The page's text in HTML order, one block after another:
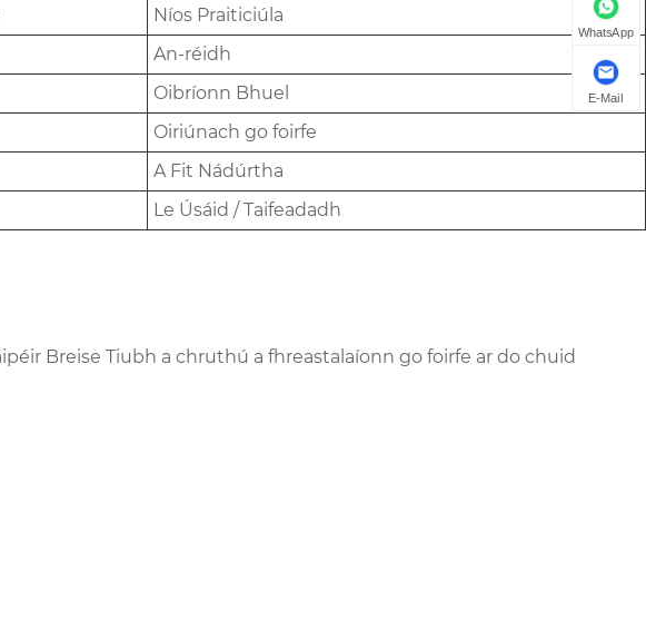
Níos Praiticiúla
An-réidh
Oibríonn Bhuel
Oiriúnach go foirfe
A Fit Nádúrtha
Le Úsáid / Taifeadadh
Breise Tiubh a chruthú a fhreastalaíonn go foirfe ar do chuid
WhatsApp
E-Mail